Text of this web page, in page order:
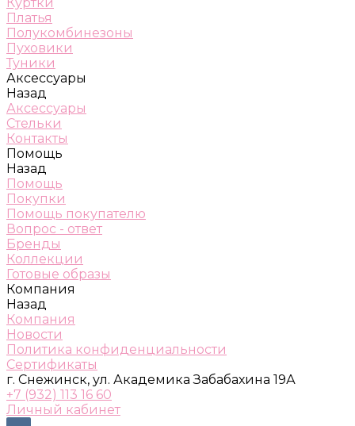
Платья
Полукомбинезоны
Пуховики
Туники
Аксессуары
Назад
Аксессуары
Стельки
Контакты
Помощь
Назад
Помощь
Покупки
Помощь покупателю
Вопрос - ответ
Бренды
Коллекции
Готовые образы
Компания
Назад
Компания
Новости
Политика конфиденциальности
Сертификаты
г. Снежинск, ул. Академика Забабахина 19А
+7 (932) 113 16 60
Личный кабинет